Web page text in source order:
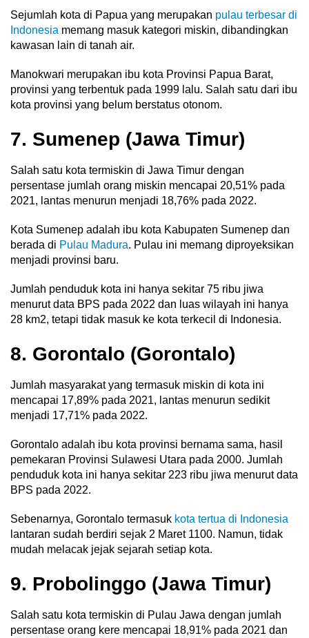
Sejumlah kota di Papua yang merupakan pulau terbesar di
Indonesia memang masuk kategori miskin, dibandingkan
kawasan lain di tanah air.
Manokwari merupakan ibu kota Provinsi Papua Barat,
provinsi yang terbentuk pada 1999 lalu. Salah satu dari ibu
kota provinsi yang belum berstatus otonom.
7. Sumenep (Jawa Timur)
Salah satu kota termiskin di Jawa Timur dengan
persentase jumlah orang miskin mencapai 20,51% pada
2021, lantas menurun menjadi 18,76% pada 2022.
Kota Sumenep adalah ibu kota Kabupaten Sumenep dan
berada di Pulau Madura. Pulau ini memang diproyeksikan
menjadi provinsi baru.
Jumlah penduduk kota ini hanya sekitar 75 ribu jiwa
menurut data BPS pada 2022 dan luas wilayah ini hanya
28 km2, tetapi tidak masuk ke kota terkecil di Indonesia.
8. Gorontalo (Gorontalo)
Jumlah masyarakat yang termasuk miskin di kota ini
mencapai 17,89% pada 2021, lantas menurun sedikit
menjadi 17,71% pada 2022.
Gorontalo adalah ibu kota provinsi bernama sama, hasil
pemekaran Provinsi Sulawesi Utara pada 2000. Jumlah
penduduk kota ini hanya sekitar 223 ribu jiwa menurut data
BPS pada 2022.
Sebenarnya, Gorontalo termasuk kota tertua di Indonesia
lantaran sudah berdiri sejak 2 Maret 1100. Namun, tidak
mudah melacak jejak sejarah setiap kota.
9. Probolinggo (Jawa Timur)
Salah satu kota termiskin di Pulau Jawa dengan jumlah
persentase orang kere mencapai 18,91% pada 2021 dan